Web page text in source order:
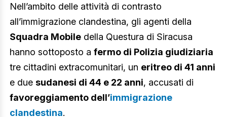
Nell’ambito delle attività di contrasto
all’immigrazione clandestina, gli agenti della
Squadra Mobile della Questura di Siracusa
hanno sottoposto a fermo di Polizia giudiziaria
tre cittadini extracomunitari, un eritreo di 41 anni
e due sudanesi di 44 e 22 anni, accusati di
favoreggiamento dell’immigrazione
clandestina.